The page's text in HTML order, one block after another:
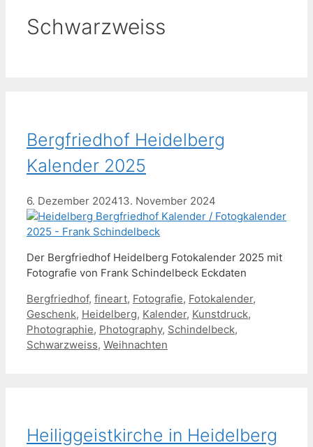
Schwarzweiss
Bergfriedhof Heidelberg
Kalender 2025
6. Dezember 202413. November 2024
Der Bergfriedhof Heidelberg Fotokalender 2025 mit
Fotografie von Frank Schindelbeck Eckdaten
Schlagwörter
Bergfriedhof, fineart, Fotografie, Fotokalender,
Geschenk, Heidelberg, Kalender, Kunstdruck,
Photographie, Photography, Schindelbeck,
Schwarzweiss, Weihnachten
Heiliggeistkirche in Heidelberg